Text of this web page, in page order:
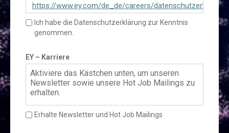
https://www.ey.com/de_de/careers/
talent-community
Ich habe die Datenschutzerklärung zur Kenntnis
genommen.
EY – Karriere
Aktiviere das Kästchen unten, um unseren
Newsletter sowie unsere Hot Job Mailings zu
erhalten.
Erhalte Newsletter und Hot Job Mailings